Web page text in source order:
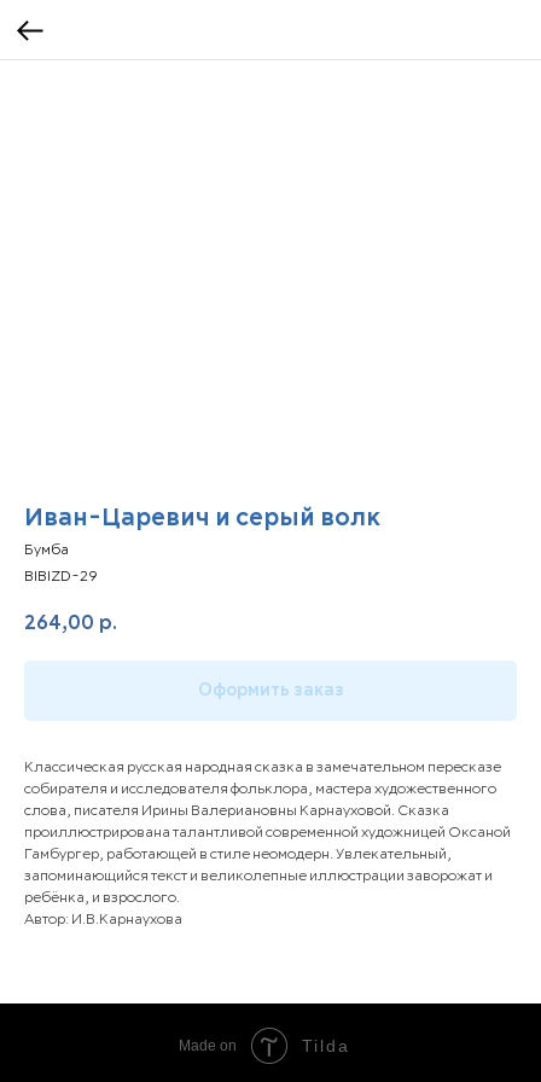
Иван-Царевич и серый волк
Бумба
BIBIZD-29
264,00 р.
Оформить заказ
Классическая русская народная сказка в замечательном пересказе
собирателя и исследователя фольклора, мастера художественного
слова, писателя Ирины Валериановны Карнауховой. Сказка
проиллюстрирована талантливой современной художницей Оксаной
Гамбургер, работающей в стиле неомодерн. Увлекательный,
запоминающийся текст и великолепные иллюстрации заворожат и
ребёнка, и взрослого.
Автор: И.В.Карнаухова
Made on Tilda